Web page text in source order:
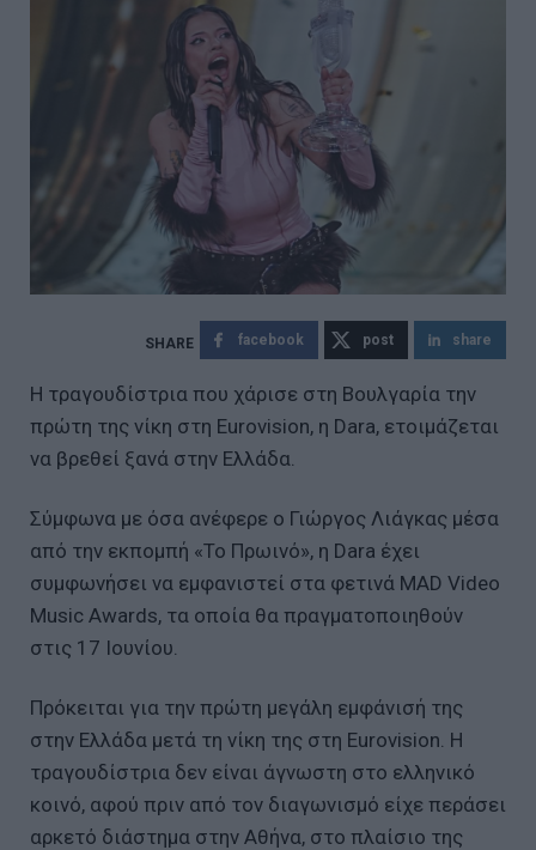
facebook post share
Η τραγουδίστρια που χάρισε στη Βουλγαρία την
πρώτη της νίκη στη Eurovision, η Dara, ετοιμάζεται
να βρεθεί ξανά στην Ελλάδα.
Σύμφωνα με όσα ανέφερε ο Γιώργος Λιάγκας μέσα
από την εκπομπή «Το Πρωινό», η Dara έχει
συμφωνήσει να εμφανιστεί στα φετινά MAD Video
Music Awards, τα οποία θα πραγματοποιηθούν
στις 17 Ιουνίου.
Πρόκειται για την πρώτη μεγάλη εμφάνισή της
στην Ελλάδα μετά τη νίκη της στη Eurovision. Η
τραγουδίστρια δεν είναι άγνωστη στο ελληνικό
κοινό, αφού πριν από τον διαγωνισμό είχε περάσει
αρκετό διάστημα στην Αθήνα, στο πλαίσιο της